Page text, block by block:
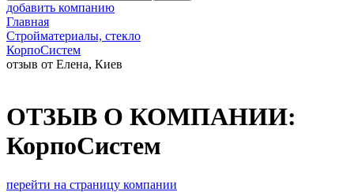
добавить компанию
Главная
Стройматериалы, стекло
КорпоСистем
отзыв от Елена, Киев
ОТЗЫВ О КОМПАНИИ:
КорпоСистем
перейти на страницу компании